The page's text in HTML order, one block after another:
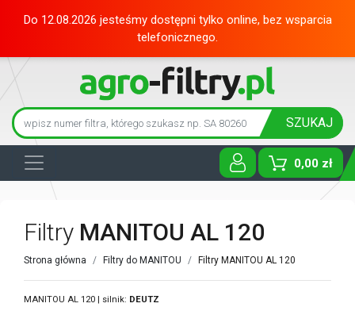
Do 12.08.2026 jesteśmy dostępni tylko online, bez wsparcia
telefonicznego.
SZUKAJ
0,00 zł
Toggle
Filtry MANITOU AL 120
Strona główna Filtry do MANITOU Filtry MANITOU AL 120
MANITOU AL 120 | silnik: DEUTZ